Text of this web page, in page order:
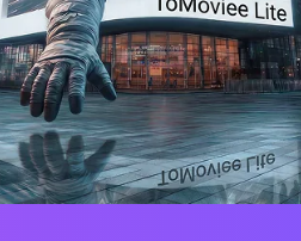
も推奨される 6 つのツールのリス
01
06
Media.io ボイ